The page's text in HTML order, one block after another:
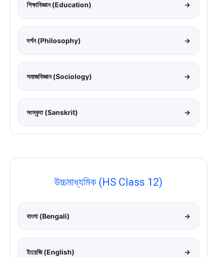
শিক্ষাবিজ্ঞান (Education) →
দর্শন (Philosophy) →
সমাজবিজ্ঞান (Sociology) →
সংস্কৃত (Sanskrit) →
উচ্চমাধ্যমিক (HS Class 12)
বাংলা (Bengali) →
ইংরেজি (English) →